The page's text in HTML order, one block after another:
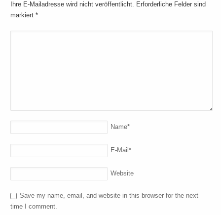
Ihre E-Mailadresse wird nicht veröffentlicht. Erforderliche Felder sind
markiert*
Name*
E-Mail*
Website
Save my name, email, and website in this browser for the next
time I comment.